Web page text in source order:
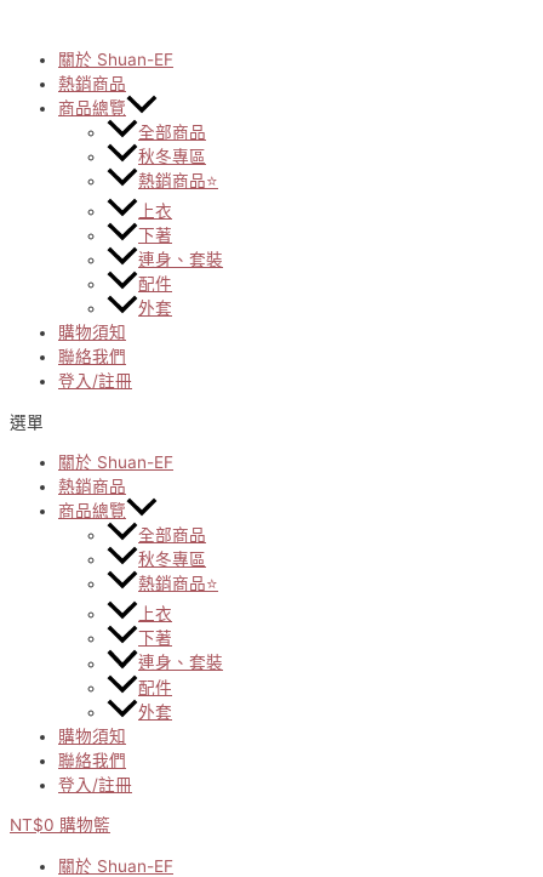
content關於 Shuan-EF
熱銷商品
商品總覽
全部商品
秋冬專區
熱銷商品⭐
上衣
下著
連身、套裝
配件
外套
購物須知
聯絡我們
登入/註冊
選單
關於 Shuan-EF
熱銷商品
商品總覽
全部商品
秋冬專區
熱銷商品⭐
上衣
下著
連身、套裝
配件
外套
購物須知
聯絡我們
登入/註冊
NT$0 購物籃
關於 Shuan-EF